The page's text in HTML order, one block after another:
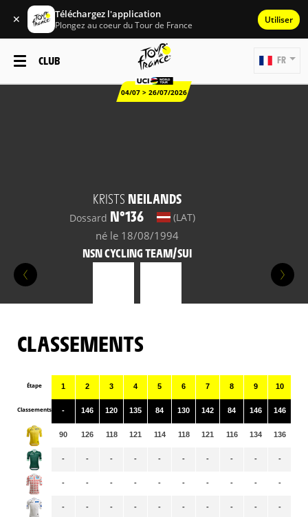
✕ Téléchargez l'application
Plongez au coeur du Tour de France Utiliser
CLUB
04/07 > 26/07/2026
FR
KRISTS NEILANDS
Dossard N°136 (LAT)
né le 18/08/1994
NSN CYCLING TEAM/SUI
CLASSEMENTS
Étape
Classements
1
-
90
-
-
-
2
146
126
-
-
-
3
120
118
-
-
-
4
135
121
-
-
-
5
84
114
-
-
-
6
130
118
-
-
-
7
142
121
-
-
-
8
84
116
-
-
-
9
146
134
-
-
-
10
146
136
-
-
-